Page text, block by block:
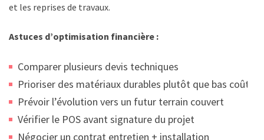
et les reprises de travaux.
Astuces d’optimisation financière :
Comparer plusieurs devis techniques
Prioriser des matériaux durables plutôt que bas coût
Prévoir l’évolution vers un futur terrain couvert
Vérifier le POS avant signature du projet
Négocier un contrat entretien + installation